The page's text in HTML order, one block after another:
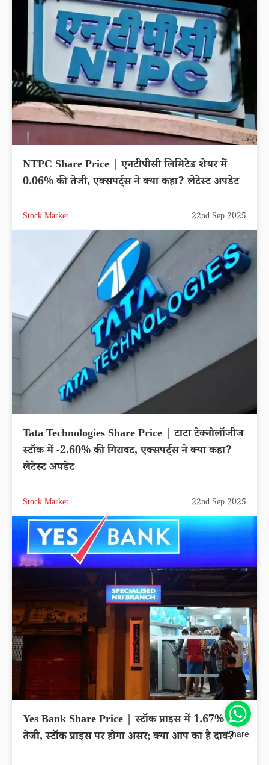
NTPC Share Price | एनटीपीसी लिमिटेड शेयर में
0.06% की तेजी, एक्सपर्ट्स ने क्या कहा? लेटेस्ट अपडेट
Stock Market 22nd Sep 2025
Tata Technologies Share Price | टाटा टेक्नोलॉजीज
स्टॉक में -2.60% की गिरावट, एक्सपर्ट्स ने क्या कहा?
लेटेस्ट अपडेट
Stock Market 22nd Sep 2025
Yes Bank Share Price | स्टॉक प्राइस में 1.67% की
तेजी, स्टॉक प्राइस पर होगा असर; क्या आप का है दाव?Share